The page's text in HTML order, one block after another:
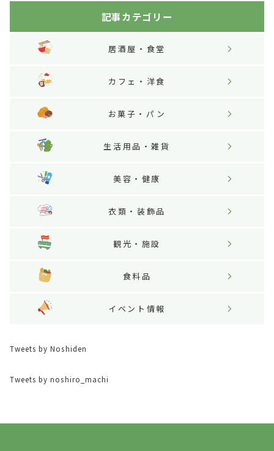
記事カテゴリー
居酒屋・食堂
カフェ・洋食
お菓子・パン
生活用品・雑貨
美容・健康
衣類・装飾品
観光・施設
食料品
イベント情報
Tweets by Noshiden
Tweets by noshiro_machi